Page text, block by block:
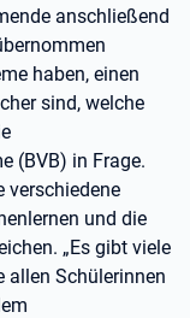
anschließend
haben, einen
sind, welche
(BVB) in Frage.
verschiedene
und die
„Es gibt viele
allen Schülerinnen